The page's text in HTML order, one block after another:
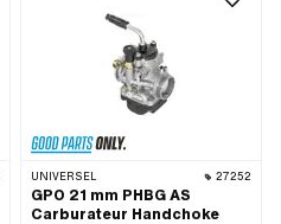
points de fixation: 2 pcs · Hauteur
totale: 68.6 mm · Longueur totale: 85.5
mm · Type de fixation: boulons filetés
UNIVERSEL 27252
GPO 21 mm PHBG AS
Carburateur Handchoke